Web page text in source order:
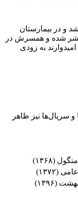
شد و در بیمارستان
شده و همسرش در
به زودی
سریال‌ها نیز ظاهر
(۱۳۶۸)
(۱۳۷۲)
(۱۳۹۶)